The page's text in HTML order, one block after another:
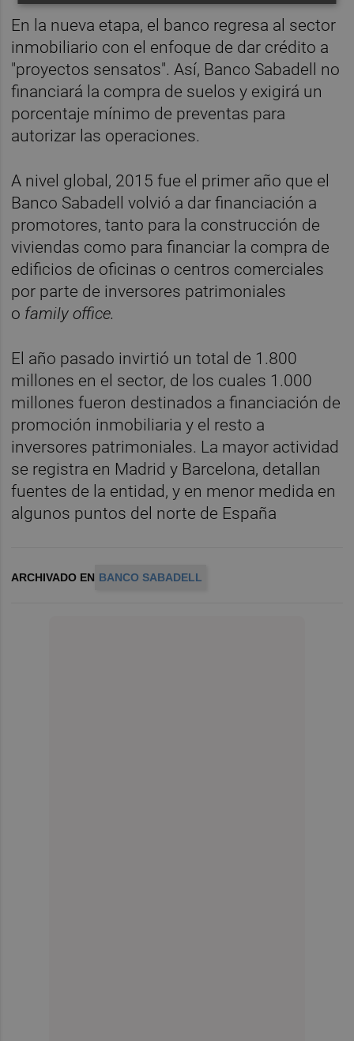
En la nueva etapa, el banco regresa al sector
inmobiliario con el enfoque de dar crédito a
"proyectos sensatos". Así, Banco Sabadell no
financiará la compra de suelos y exigirá un
porcentaje mínimo de preventas para
autorizar las operaciones.
A nivel global, 2015 fue el primer año que el
Banco Sabadell volvió a dar financiación a
promotores, tanto para la construcción de
viviendas como para financiar la compra de
edificios de oficinas o centros comerciales
por parte de inversores patrimoniales
o family office.
El año pasado invirtió un total de 1.800
millones en el sector, de los cuales 1.000
millones fueron destinados a financiación de
promoción inmobiliaria y el resto a
inversores patrimoniales. La mayor actividad
se registra en Madrid y Barcelona, detallan
fuentes de la entidad, y en menor medida en
algunos puntos del norte de España
ARCHIVADO EN BANCO SABADELL